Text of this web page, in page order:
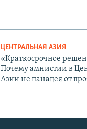
ЦЕНТРАЛЬНАЯ АЗИЯ
«Краткосрочное
Почему амнистии в
Азии не панацея от